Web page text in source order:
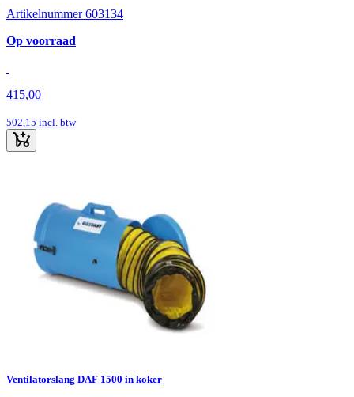
Artikelnummer 603134
Op voorraad
415,00
502,15 incl. btw
Ventilatorslang DAF 1500 in koker